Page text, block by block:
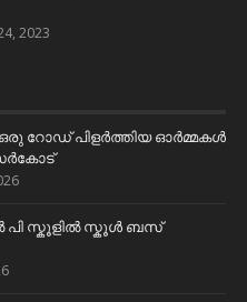
2023
റോഡ് പിളർത്തിയ ഓർമ്മകൾ
പി സ്കൂളിൽ സ്കൂൾ ബസ്